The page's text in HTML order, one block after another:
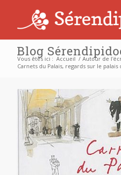
Blog
Vous êtes ici : Accueil / Autour de
Carnets du Palais, regards sur le
dit :